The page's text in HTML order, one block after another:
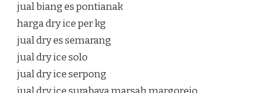
jual biang es pontianak
harga dry ice per kg
jual dry es semarang
jual dry ice solo
jual dry ice serpong